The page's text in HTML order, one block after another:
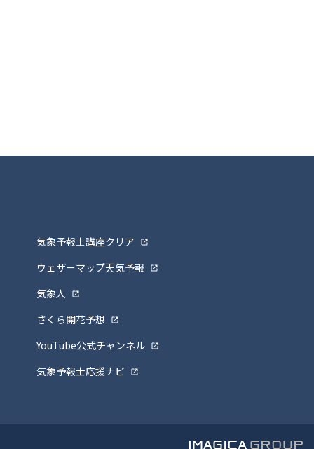
気象予報士講座クリア
ウェザーマップ天気予報
気象人
さくら開花予想
YouTube公式チャンネル
気象予報士応援ナビ